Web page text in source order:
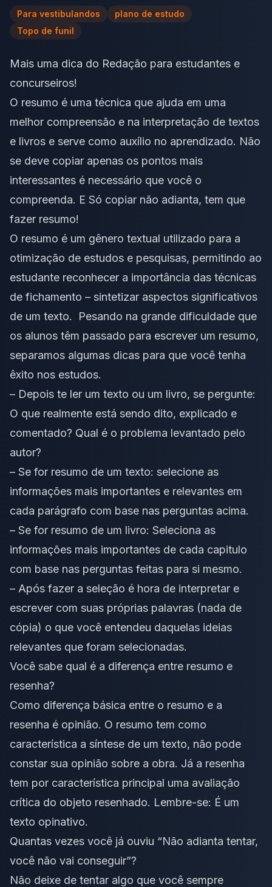
Para vestibulandos
plano de estudo
Topo de funil
Mais uma dica do Redação para estudantes e
concurseiros!
O resumo é uma técnica que ajuda em uma
melhor compreensão e na interpretação de textos
e livros e serve como auxílio no aprendizado. Não
se deve copiar apenas os pontos mais
interessantes é necessário que você o
compreenda. E Só copiar não adianta, tem que
fazer resumo!
O resumo é um gênero textual utilizado para a
otimização de estudos e pesquisas, permitindo ao
estudante reconhecer a importância das técnicas
de fichamento – sintetizar aspectos significativos
de um texto. Pesando na grande dificuldade que
os alunos têm passado para escrever um resumo,
separamos algumas dicas para que você tenha
êxito nos estudos.
– Depois te ler um texto ou um livro, se pergunte:
O que realmente está sendo dito, explicado e
comentado? Qual é o problema levantado pelo
autor?
– Se for resumo de um texto: selecione as
informações mais importantes e relevantes em
cada parágrafo com base nas perguntas acima.
– Se for resumo de um livro: Seleciona as
informações mais importantes de cada capitulo
com base nas perguntas feitas para si mesmo.
– Após fazer a seleção é hora de interpretar e
escrever com suas próprias palavras (nada de
cópia) o que você entendeu daquelas ideias
relevantes que foram selecionadas.
Você sabe qual é a diferença entre resumo e
resenha?
Como diferença básica entre o resumo e a
resenha é opinião. O resumo tem como
característica a síntese de um texto, não pode
constar sua opinião sobre a obra. Já a resenha
tem por característica principal uma avaliação
crítica do objeto resenhado. Lembre-se: É um
texto opinativo.
Quantas vezes você já ouviu “Não adianta tentar,
você não vai conseguir”?
Não deixe de tentar algo que você sempre